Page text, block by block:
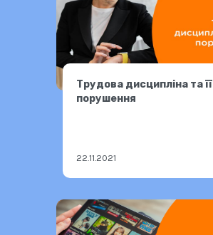
Трудова дисципліна та її
порушення
22.11.2021